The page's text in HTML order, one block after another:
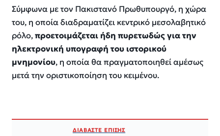
Σύμφωνα με τον Πακιστανό Πρωθυπουργό, η χώρα
του, η οποία διαδραματίζει κεντρικό μεσολαβητικό
ρόλο,προετοιμάζεται ήδη πυρετωδώς για την
ηλεκτρονική υπογραφή του ιστορικού
μνημονίου, η οποία θα πραγματοποιηθεί αμέσως
μετά την οριστικοποίηση του κειμένου.
ΔΙΑΒΑΣΤΕ ΕΠΙΣΗΣ